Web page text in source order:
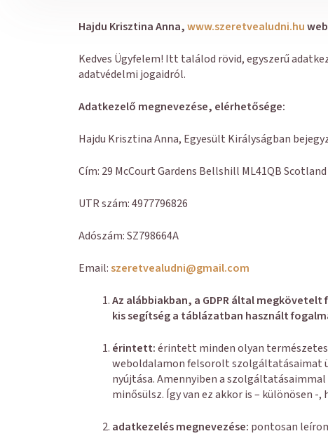
Hajdu Krisztina Anna,www.szeretvealudni.hu
Kedves Ügyfelem! Itt találod rövid, egyszerű
adatvédelmi jogaidról.
Adatkezelő megnevezése, elérhetősége:
Hajdu Krisztina Anna, Egyesült Királyságban
Cím: 29 McCourt Gardens Bellshill ML41QB Scotland
UTR szám: 4977796826
Adószám: SZ798664A
Email:szeretvealudni@gmail.com
Az alábbiakban, a GDPR által
kis segítség a táblázatban használt
érintett:érintett minden olyan
weboldalamon felsorolt szolgáltatásaimat
nyújtása. Amennyiben a
minősülsz. Így van ez akkor is – különösen
adatkezelés megnevezése: pontosan